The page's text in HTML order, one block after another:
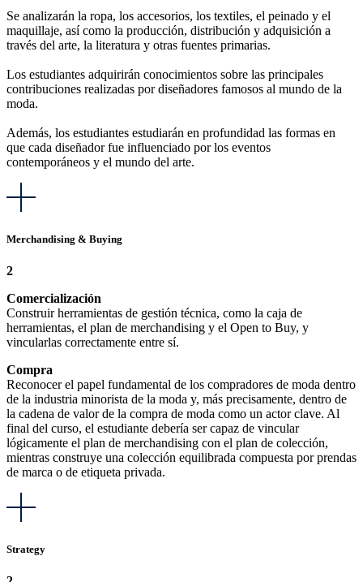
Se analizarán la ropa, los accesorios, los textiles, el peinado y el
maquillaje, así como la producción, distribución y adquisición a
través del arte, la literatura y otras fuentes primarias.
Los estudiantes adquirirán conocimientos sobre las principales
contribuciones realizadas por diseñadores famosos al mundo de la
moda.
Además, los estudiantes estudiarán en profundidad las formas en
que cada diseñador fue influenciado por los eventos
contemporáneos y el mundo del arte.
Merchandising & Buying
2
Comercialización
Construir herramientas de gestión técnica, como la caja de
herramientas, el plan de merchandising y el Open to Buy, y
vincularlas correctamente entre sí.
Compra
Reconocer el papel fundamental de los compradores de moda dentro
de la industria minorista de la moda y, más precisamente, dentro de
la cadena de valor de la compra de moda como un actor clave. Al
final del curso, el estudiante debería ser capaz de vincular
lógicamente el plan de merchandising con el plan de colección,
mientras construye una colección equilibrada compuesta por prendas
de marca o de etiqueta privada.
Strategy